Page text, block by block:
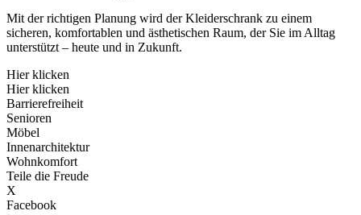
Mit der richtigen Planung wird der Kleiderschrank zu einem
sicheren, komfortablen und ästhetischen Raum, der Sie im Alltag
unterstützt – heute und in Zukunft.
Hier klicken
Hier klicken
Barrierefreiheit
Senioren
Möbel
Innenarchitektur
Wohnkomfort
Teile die Freude
X
Facebook